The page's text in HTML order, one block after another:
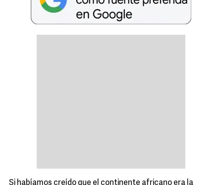
Si habíamos creído que el continente africano era la